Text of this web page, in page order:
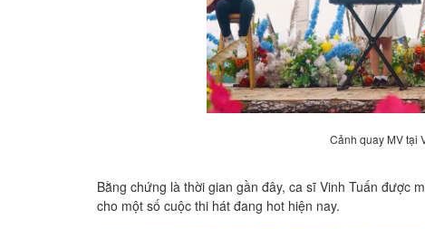
Cảnh quay MV tại
Bằng chứng là thời gian gần đây, ca sĩ Vinh Tuấn được
cho một số cuộc thi hát đang hot hiện nay.